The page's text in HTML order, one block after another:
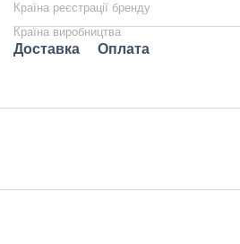
Країна реєстрації бренду
Країна виробництва
Доставка Оплата